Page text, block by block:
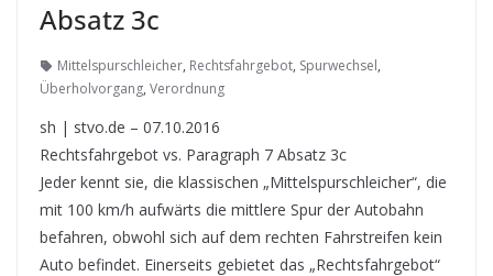
Absatz 3c
Mittelspurschleicher, Rechtsfahrgebot, Spurwechsel,
Überholvorgang, Verordnung
sh | stvo.de – 07.10.2016
Rechtsfahrgebot vs. Paragraph 7 Absatz 3c
Jeder kennt sie, die klassischen „Mittelspurschleicher“, die
mit 100 km/h aufwärts die mittlere Spur der Autobahn
befahren, obwohl sich auf dem rechten Fahrstreifen kein
Auto befindet. Einerseits gebietet das „Rechtsfahrgebot“